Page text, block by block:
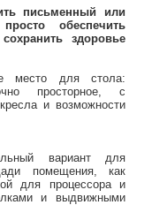
письменный или
обеспечить
здоровье
место для стола:
просторное, с
и возможности
вариант для
помещения, как
для процессора и
и выдвижными